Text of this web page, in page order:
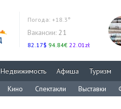
Погода: +18.3°
Вакансии: 21
82.17$ 94.84€ 22.01zł
Недвижимость Афиша Туризм
Кино Спектакли Выставки